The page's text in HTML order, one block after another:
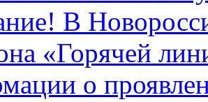
В
«Горячей
о